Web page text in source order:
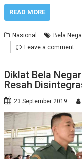
READ MORE
Nasional Bela
Leave a comment
Diklat Bela
Resah
23 September 2019